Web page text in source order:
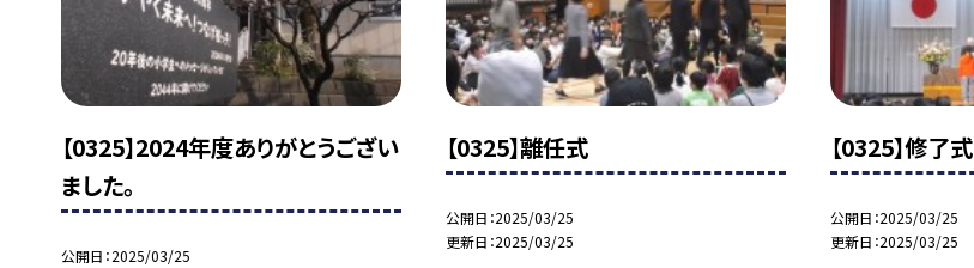
【0325】2024年度ありがとうござい
ました。
公開日 2025/03/25
【0325】離任式
公開日 2025/03/25
更新日 2025/03/25
【0325】修了式
公開日 2025/03/25
更新日 2025/03/25